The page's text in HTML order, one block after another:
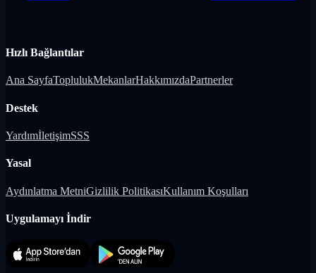
Hızlı Bağlantılar
Ana SayfaToplulukMekanlarHakkımızdaPartnerler
Destek
YardımİletişimSSS
Yasal
Aydınlatma MetniGizlilik PolitikasıKullanım Koşulları
Uygulamayı İndir